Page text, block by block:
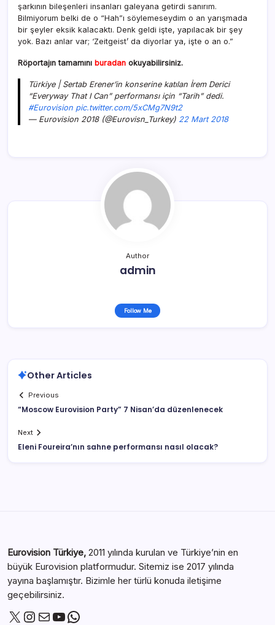
şarkının bileşenleri insanları galeyana getirdi sanırım.
Bilmiyorum belki de o “Hah”ı söylemeseydim o an yarışmada
bir şeyler eksik kalacaktı. Denk geldi işte, yapılacak bir şey
yok. Bazı anlar var; ‘Zeitgeist’ da diyorlar ya, işte o an o.”
Röportajın tamamını buradan okuyabilirsiniz.
Türkiye | Sertab Erener’in konserine katılan İrem Derici
“Everyway That I Can” performansı için “Tarih” dedi.
#Eurovision pic.twitter.com/5xCMg7N9t2
— Eurovision 2018 (@Eurovisn_Turkey) 22 Mart 2018
Author
admin
Follow Me
Other Articles
Previous
“Moscow Eurovision Party” 7 Nisan’da düzenlenecek
Next
Eleni Foureira’nın sahne performansı nasıl olacak?
Eurovision Türkiye, 2011 yılında kurulan ve Türkiye’nin en
büyük Eurovision platformudur. Sitemiz ise 2017 yılında
yayına başlamıştır. Bizimle her türlü konuda iletişime
geçebilirsiniz.